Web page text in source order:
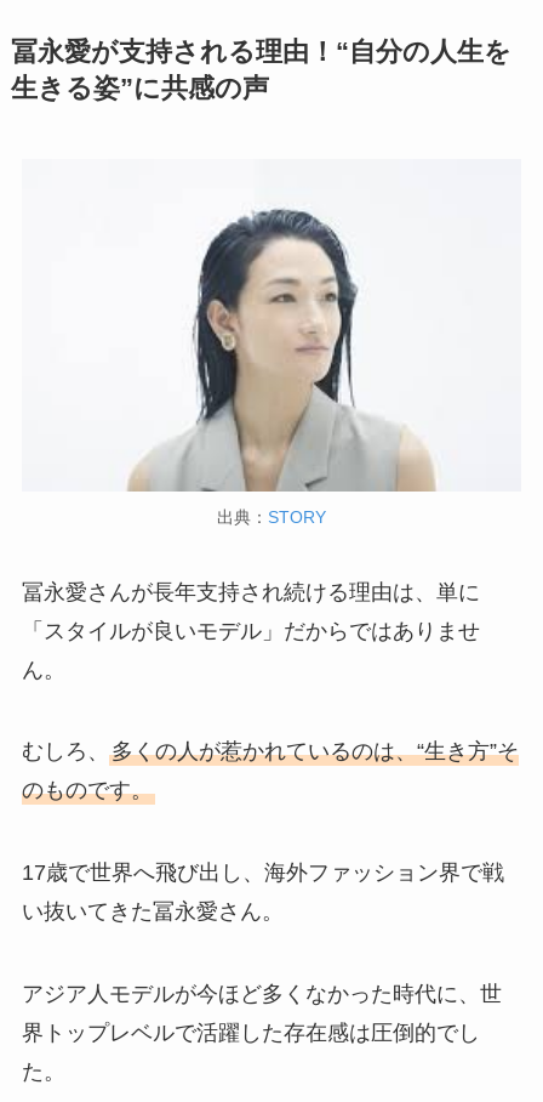
冨永愛が支持される理由！“自分の人生を
生きる姿”に共感の声
出典： STORY
冨永愛さんが長年支持され続ける理由は、単に
「スタイルが良いモデル」だからではありませ
ん。
むしろ、 多くの人が惹かれているのは、“生き方”そ
のものです。
17歳で世界へ飛び出し、海外ファッション界で戦
い抜いてきた冨永愛さん。
アジア人モデルが今ほど多くなかった時代に、世
界トップレベルで活躍した存在感は圧倒的でし
た。